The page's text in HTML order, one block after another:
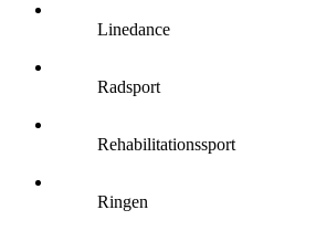
Linedance
Radsport
Rehabilitationssport
Ringen